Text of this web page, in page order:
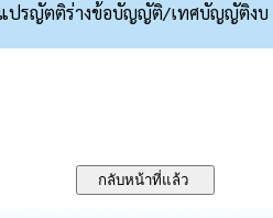
แปรญัตติร่างข้อบัญญัติ/เทศบัญญัติงบ